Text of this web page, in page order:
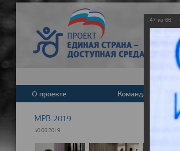
О проекте Команда
МРВ 2019
30.06.2019
47 из 66